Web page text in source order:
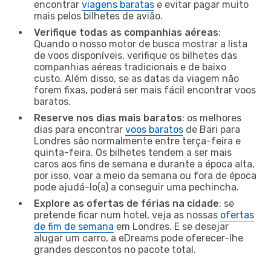
encontrar viagens baratas e evitar pagar muito
mais pelos bilhetes de avião.
Verifique todas as companhias aéreas:
Quando o nosso motor de busca mostrar a lista
de voos disponíveis, verifique os bilhetes das
companhias aéreas tradicionais e de baixo
custo. Além disso, se as datas da viagem não
forem fixas, poderá ser mais fácil encontrar voos
baratos.
Reserve nos dias mais baratos: os melhores
dias para encontrar voos baratos de Bari para
Londres são normalmente entre terça-feira e
quinta-feira. Os bilhetes tendem a ser mais
caros aos fins de semana e durante a época alta,
por isso, voar a meio da semana ou fora de época
pode ajudá-lo(a) a conseguir uma pechincha.
Explore as ofertas de férias na cidade: se
pretende ficar num hotel, veja as nossas ofertas
de fim de semana em Londres. E se desejar
alugar um carro, a eDreams pode oferecer-lhe
grandes descontos no pacote total.